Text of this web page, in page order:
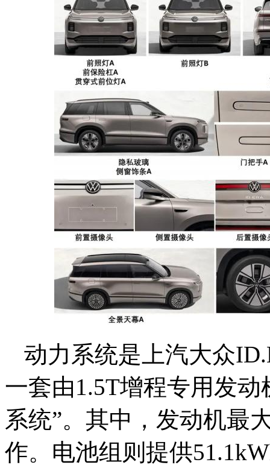
动力系统是上汽大众
一套由1.5T增程专用发
系统”。其中，发动机最
作。电池组则提供